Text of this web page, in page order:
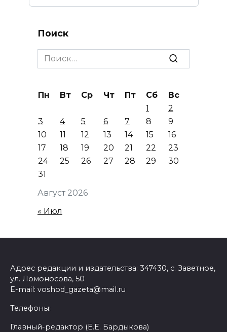
Поиск
Search
for:
Август 2026
Пн Вт Ср Чт Пт Сб
Вс
1
2
3
4 5 6 7 8
9
10
11 12 13 14 15
16
17
18 19 20 21 22
23
24
25 26 27 28 29
30
31
« Июл
Адрес редакции и издательства: 347430, с. Заветное,
ул. Ломоносова, 50
E-mail: voshod_gazeta@mail.ru
Телефоны:
Главный-редактор (Е.Е. Бардыкова)